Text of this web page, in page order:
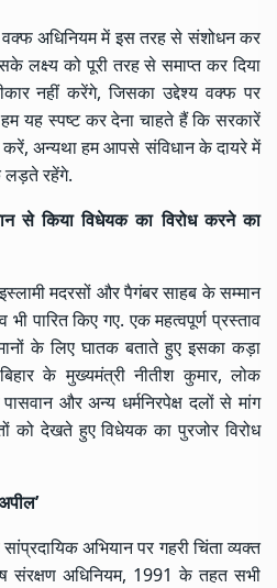
वक्फ अधिनियम में इस तरह से संशोधन कर
लक्ष्य को पूरी तरह से समाप्त कर दिया
नहीं करेंगे, जिसका उद्देश्य वक्फ पर
हम यह स्पष्ट कर देना चाहते हैं कि सरकारें
न करें, अन्यथा हम आपसे संविधान के दायरे में
रहेंगे.
से किया विधेयक का विरोध करने का
मदरसों और पैगंबर साहब के सम्मान
पारित किए गए. एक महत्वपूर्ण प्रस्ताव
के लिए घातक बताते हुए इसका कड़ा
के मुख्यमंत्री नीतीश कुमार, लोक
और अन्य धर्मनिरपेक्ष दलों से मांग
को देखते हुए विधेयक का पुरजोर विरोध
अभियान पर गहरी चिंता व्यक्त
संरक्षण अधिनियम, 1991 के तहत सभी